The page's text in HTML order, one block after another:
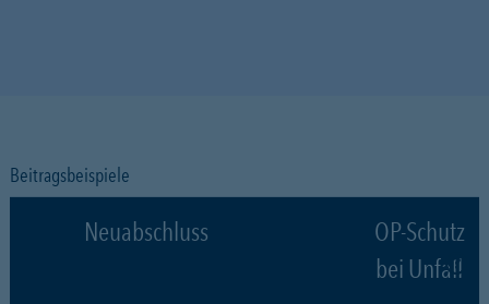
Beitragsbeispiele
Neuabschluss
OP-Schutz
bei Unfall